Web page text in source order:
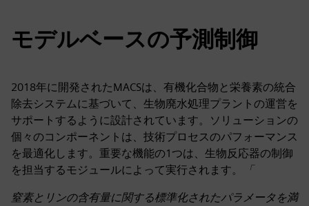
モデルベースの予測制御
2018年に開発されたMACSは、有機化合物と栄養素の統合
除去システムに基づいて、生物廃水処理プラントの運営を
サポートするように設計されています。ソリューションの
個々のコンポーネントは、技術プロセスのパフォーマンス
を最適化します。重要な機能の1つは、生物反応器の制御
を担当するモジュールによって実行されます。
「
窒素とリンの含有量に関する標準化されたパラメータを満